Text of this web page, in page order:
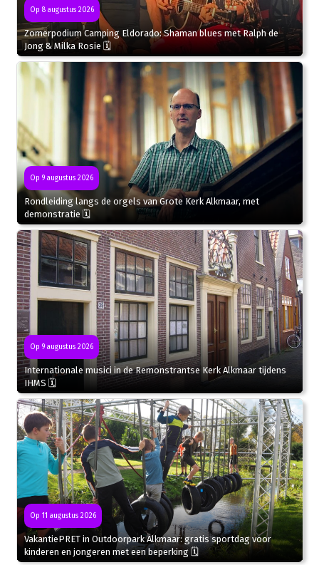
Op 8 augustus 2026
Zomerpodium Camping Eldorado: Shaman blues met Ralph de
Jong & Milka Rosie 🗓
Op 9 augustus 2026
Rondleiding langs de orgels van Grote Kerk Alkmaar, met
demonstratie 🗓
Op 9 augustus 2026
Internationale musici in de Remonstrantse Kerk Alkmaar tijdens
IHMS 🗓
Op 11 augustus 2026
VakantiePRET in Outdoorpark Alkmaar: gratis sportdag voor
kinderen en jongeren met een beperking 🗓